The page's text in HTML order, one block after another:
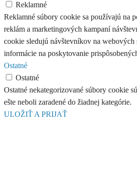
Reklamné
Reklamné súbory cookie sa používajú na
reklám a marketingových kampaní
cookie sledujú návštevníkov na webových
informácie na poskytovanie
Ostatné
Ostatné
Ostatné nekategorizované súbory cookie
ešte neboli zaradené do žiadnej kategórie.
ULOŽIŤ A PRIJAŤ